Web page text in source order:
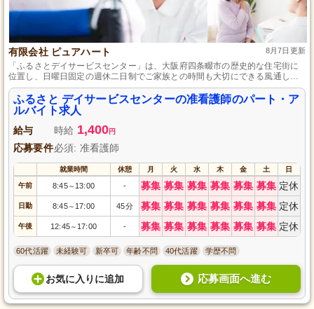
有限会社 ピュアハート 8月7日更新
「ふるさとデイサービスセンター」は、大阪府四条畷市の歴史的な住宅街に
位置し、日曜日固定の週休二日制でご家族との時間も大切にできる風通しが
良い職場環境を提供します。
ふるさと デイサービスセンターの准看護師のパート・ア
ルバイト求人
給与 時給 1,400円
応募要件必須: 准看護師
就業時間 休憩 月 火 水 木 金 土 日
午前 8:45～ 13:00 - 募集 募集 募集 募集 募集 募集 定休
日勤 8:45～ 17:00 45分 募集 募集 募集 募集 募集 募集 定休
午後 12:45～ 17:00 - 募集 募集 募集 募集 募集 募集 定休
60代活躍 未経験可 新卒可 年齢不問 40代活躍 学歴不問
お気に入り に追加 応募画面へ進む